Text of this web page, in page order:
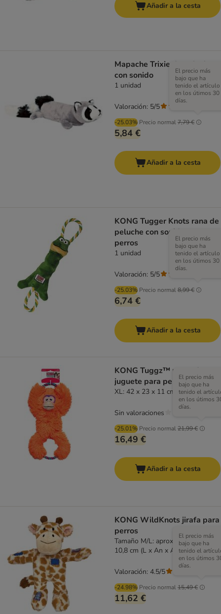
Añadir a la cesta
Mapache Trixie de peluche
con sonido
1 unidad
-25.03% Precio normal7,79 €
El precio más
bajo que ha
tenido el artículo
en los útimos 30
días.
5,84 €
Valoración: 5/5
Añadir a la cesta
KONG Tugger Knots rana de
peluche con sonido para
perros
1 unidad
-25.03% Precio normal8,99 €
El precio más
bajo que ha
tenido el artículo
en los útimos 30
días.
6,74 €
Valoración: 5/5
Añadir a la cesta
KONG Tuggz™ mono de
juguete para perros
XL: 42 x 23 x 11 cm (L x An x Al)
-25.01% Precio normal21,99 €
El precio más
bajo que ha
tenido el
en los útimos
días.
16,49 €
Sin valoraciones
Añadir a la cesta
KONG WildKnots jirafa para
perros
Tamaño M/L: aprox. 29,2 x 25,4 x
10,8 cm (L x An x Al)
-24.98% Precio normal15,49 €
El precio más
bajo que ha
tenido el
en los útimos
días.
11,62 €
Valoración: 4.5/5